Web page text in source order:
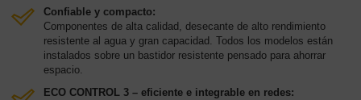
Confiable y compacto:
Componentes de alta calidad, desecante de alto rendimiento
resistente al agua y gran capacidad. Todos los modelos están
instalados sobre un bastidor resistente pensado para ahorrar
espacio.
ECO CONTROL 3 – eficiente e integrable en redes: